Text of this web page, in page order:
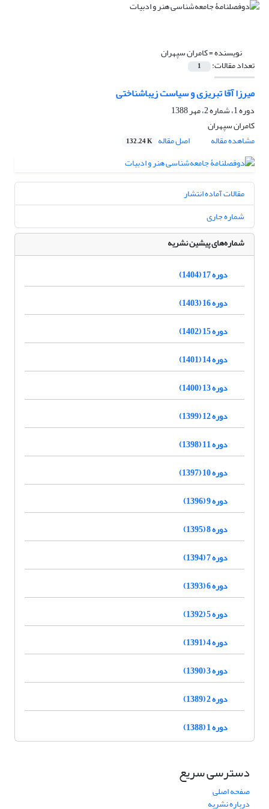
نویسنده =کامران سپهران
تعداد مقالات: 1
میرزا آقا تبریزی و سیاست زیباشناختی
دوره 1، شماره 2، مهر 1388
کامران سپهران
مشاهده مقاله
اصل مقاله 132.24 K
مقالات آماده انتشار
شماره جاری
شماره‌های پیشین نشریه
دوره 17 (1404)
دوره 16 (1403)
دوره 15 (1402)
دوره 14 (1401)
دوره 13 (1400)
دوره 12 (1399)
دوره 11 (1398)
دوره 10 (1397)
دوره 9 (1396)
دوره 8 (1395)
دوره 7 (1394)
دوره 6 (1393)
دوره 5 (1392)
دوره 4 (1391)
دوره 3 (1390)
دوره 2 (1389)
دوره 1 (1388)
دسترسی سریع
صفحه اصلی
درباره نشریه